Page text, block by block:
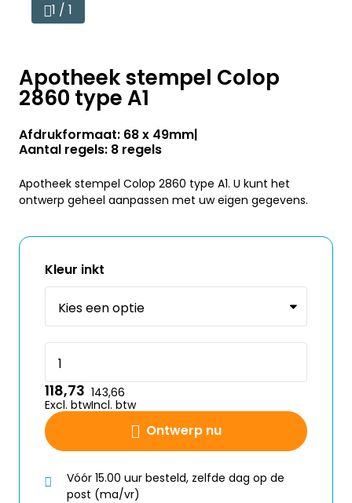
1 / 1
Apotheek stempel Colop
2860 type A1
Afdrukformaat: 68 x 49mm
Aantal regels: 8 regels
Apotheek stempel Colop 2860 type A1. U kunt het
ontwerp geheel aanpassen met uw eigen gegevens.
Kleur inkt
Ontwerp nu
118,73
Excl. btw
143,66
Incl. btw
Vóór 15.00 uur besteld, zelfde dag op de
post (ma/vr)